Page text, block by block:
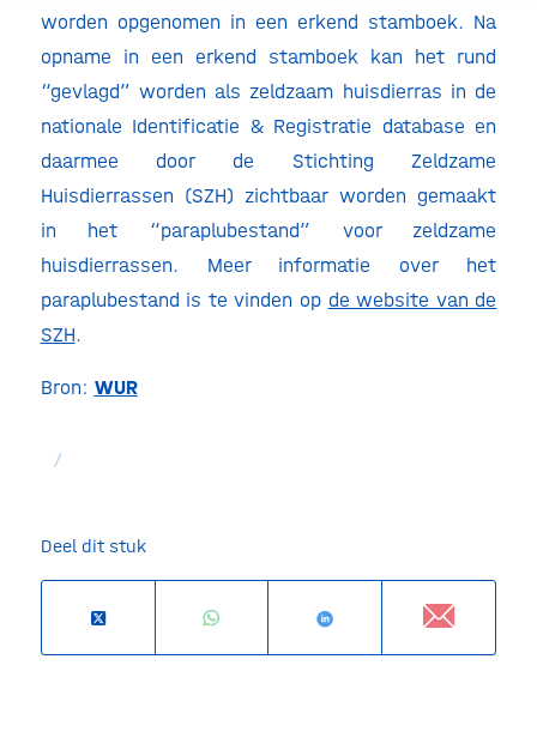
worden opgenomen in een erkend stamboek. Na
opname in een erkend stamboek kan het rund
“gevlagd” worden als zeldzaam huisdierras in de
nationale Identificatie & Registratie database en
daarmee door de Stichting Zeldzame
Huisdierrassen (SZH) zichtbaar worden gemaakt
in het “paraplubestand” voor zeldzame
huisdierrassen. Meer informatie over het
paraplubestand is te vinden op de website van de
SZH.
Bron: WUR
/
Deel dit stuk